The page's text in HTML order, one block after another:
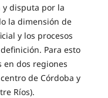
disputa por la
la dimensión de
y los procesos
Para esto
en dos regiones
de Córdoba y
Ríos).